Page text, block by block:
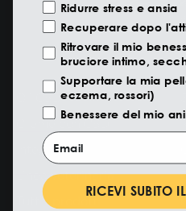
PRODOTTI
Oli CBD
Creme con CBD
Integratori
Linea veterinaria
Tutti i prodotti
Ridurre stress e ansia
Recuperare dopo
Ritrovare il mio
bruciore intimo,
Supportare la mia
eczema, rossori)
Benessere del mio
Email
RICEVI SUBITO